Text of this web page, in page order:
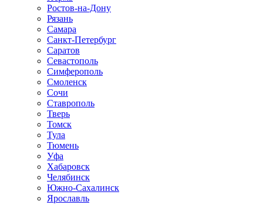
Ростов-на-Дону
Рязань
Самара
Санкт-Петербург
Саратов
Севастополь
Симферополь
Смоленск
Сочи
Ставрополь
Тверь
Томск
Тула
Тюмень
Уфа
Хабаровск
Челябинск
Южно-Сахалинск
Ярославль